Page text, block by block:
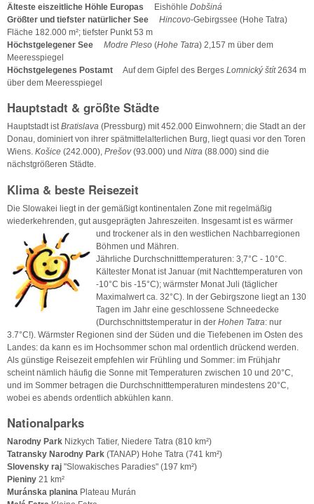
Älteste eiszeitliche Höhle Europas Eishöhle Dobšiná
Größter und tiefster natürlicher See
Hincovo-Gebirgssee (Hohe Tatra)
Fläche 182.000 m²; tiefster Punkt 53 m
Höchstgelegener See
Modre Pleso (Hohe Tatra) 2,157 m über dem
Meeresspiegel
Höchstgelegenes Postamt
Auf dem Gipfel des Berges Lomnický štít2634 m
über dem Meeresspiegel
Hauptstadt & größte Städte
Hauptstadt istBratislava (Pressburg) mit 452.000 Einwohnern; die Stadt an der
Donau, dominiert von ihrer spätmittelalterlichen Burg, liegt quasi vor den Toren
Wiens. Košice (242.000), Prešov(93.000) und Nitra (88.000) sind die
nächstgrößeren Städte.
Klima & beste Reisezeit
Die Slowakei liegt in der gemäßigt kontinentalen Zone mit regelmäßig
wiederkehrenden, gut ausgeprägten Jahreszeiten. Insgesamt ist es wärmer
und trockener als in den westlichen Nachbarregionen
Böhmen und Mähren.
Jährliche Durchschnitttemperaturen: 3,7°C - 10°C.
Kältester Monat ist Januar (mit Nachttemperaturen von
-10°C bis -15°C); wärmster Monat Juli (täglicher
Maximalwert ca. 32°C). In der Gebirgszone liegt an 130
Tagen im Jahr eine geschlossene Schneedecke
(Durchschnittstemperatur in der Hohen Tatra: nur
3.7°C!). Wärmster Regionen sind der Süden und die Tiefebenen im Osten des
Landes: da kann es im Hochsommer schon mal ordentlich drückend werden.
Als günstige Reisezeit empfehlen wir Frühling und Sommer: im Frühjahr
scheint nämlich häufig die Sonne mit Temperaturen zwischen 10 und 20°C,
und im Sommer betragen die Durchschnitttemperaturen mindestens 20°C,
wobei es abends ordentlich abkühlen kann.
Nationalparks
Narodny Park Nizkych Tatier, Niedere Tatra (810 km²)
Tatransky Narodny Park (TANAP) Hohe Tatra (741 km²)
Slovensky raj "Slowakisches Paradies" (197 km²)
Pieniny 21 km²
Muránska planina Plateau Murán